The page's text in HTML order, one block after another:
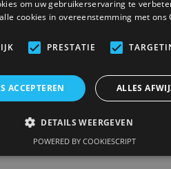
om uw gebruikerservaring te
cookies in overeenstemming met ons
PRESTATIE
ACCEPTEREN ALLES
DETAILS WEERGEVEN
POWERED BY COOKIESCRIPT